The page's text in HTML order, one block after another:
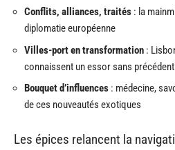
Conflits, alliances, traités : la
diplomatie européenne
Villes-port en transformation :
connaissent un essor sans précédent
Bouquet d’influences : médecine,
de ces nouveautés exotiques
Les épices relancent la